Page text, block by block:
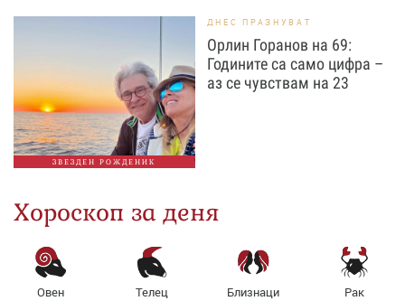
ЗВЕЗДЕН РОЖДЕНИК
ДНЕС ПРАЗНУВАТ
Орлин Горанов на 69:
Годините са само цифра –
аз се чувствам на 23
Хороскоп за деня
Овен Телец Близнаци Рак